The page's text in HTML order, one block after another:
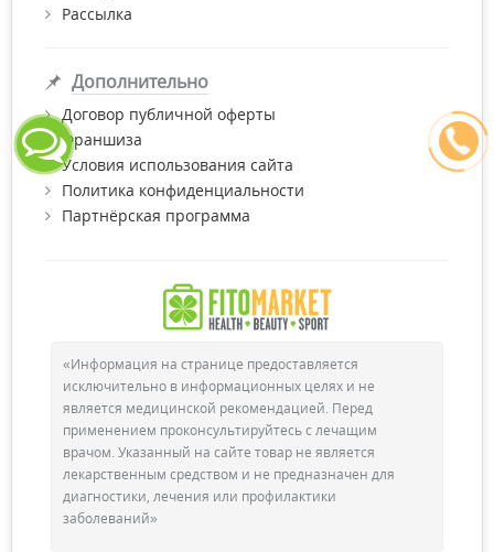
Рассылка
Дополнительно
Договор публичной оферты
Франшиза
Условия использования сайта
Политика конфиденциальности
Партнёрская программа
«Информация на странице предоставляется
исключительно в информационных целях и не
является медицинской рекомендацией. Перед
применением проконсультируйтесь с лечащим
врачом. Указанный на сайте товар не является
лекарственным средством и не предназначен для
диагностики, лечения или профилактики
заболеваний»